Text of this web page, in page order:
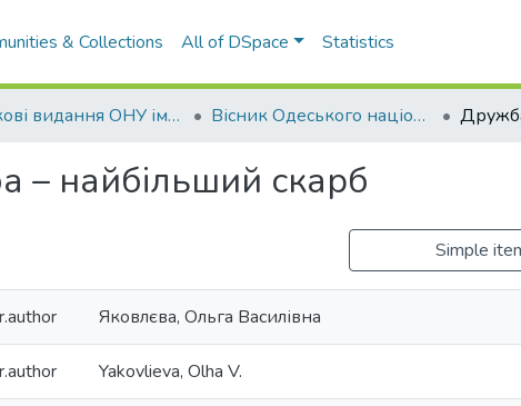
& Collections All of DSpace Statistics
Наукові видання ОНУ імені І. І. Мечникова Вісник Одеського національного університету. Філологія
– найбільший скарб
Simple
Яковлєва, Ольга Василівна
Yakovlieva, Olha V.